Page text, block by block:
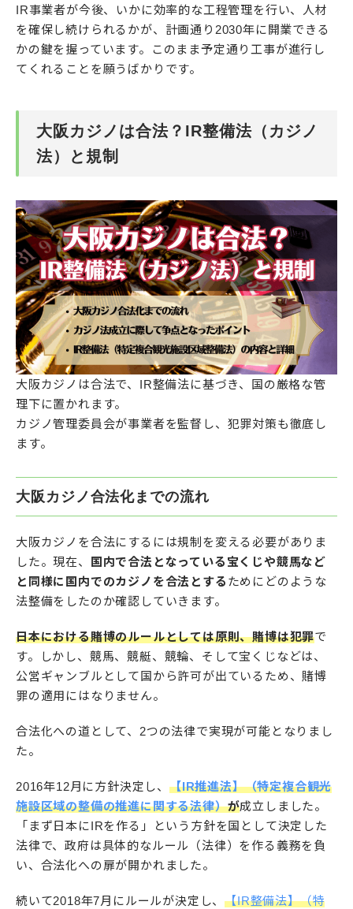
IR事業者が今後、いかに効率的な工程管理を行い、人材
を確保し続けられるかが、計画通り2030年に開業できる
かの鍵を握っています。このまま予定通り工事が進行し
てくれることを願うばかりです。
大阪カジノは合法？IR整備法（カジノ
法）と規制
大阪カジノは合法で、IR整備法に基づき、国の厳格な管
理下に置かれます。
カジノ管理委員会が事業者を監督し、犯罪対策も徹底し
ます。
大阪カジノ合法化までの流れ
大阪カジノを合法にするには規制を変える必要がありま
した。現在、
国内で合法となっている宝くじや競馬など
と同様に国内でのカジノを合法とする ためにどのような
法整備をしたのか確認していきます。
日本における賭博のルールとしては原則、賭博は犯罪で
す。しかし、競馬、競艇、競輪、そして宝くじなどは、
公営ギャンブルとして国から許可が出ているため、賭博
罪の適用にはなりません。
合法化への道として、2つの法律で実現が可能となりまし
た。
2016年12月に方針決定し、【IR推進法】（特定複合観光
施設区域の整備の推進に関する法律）が成立しました。
「まず日本にIRを作る」という方針を国として決定した
法律で、政府は具体的なルール（法律）を作る義務を負
い、合法化への扉が開かれました。
続いて2018年7月にルールが決定し、【IR整備法】（特